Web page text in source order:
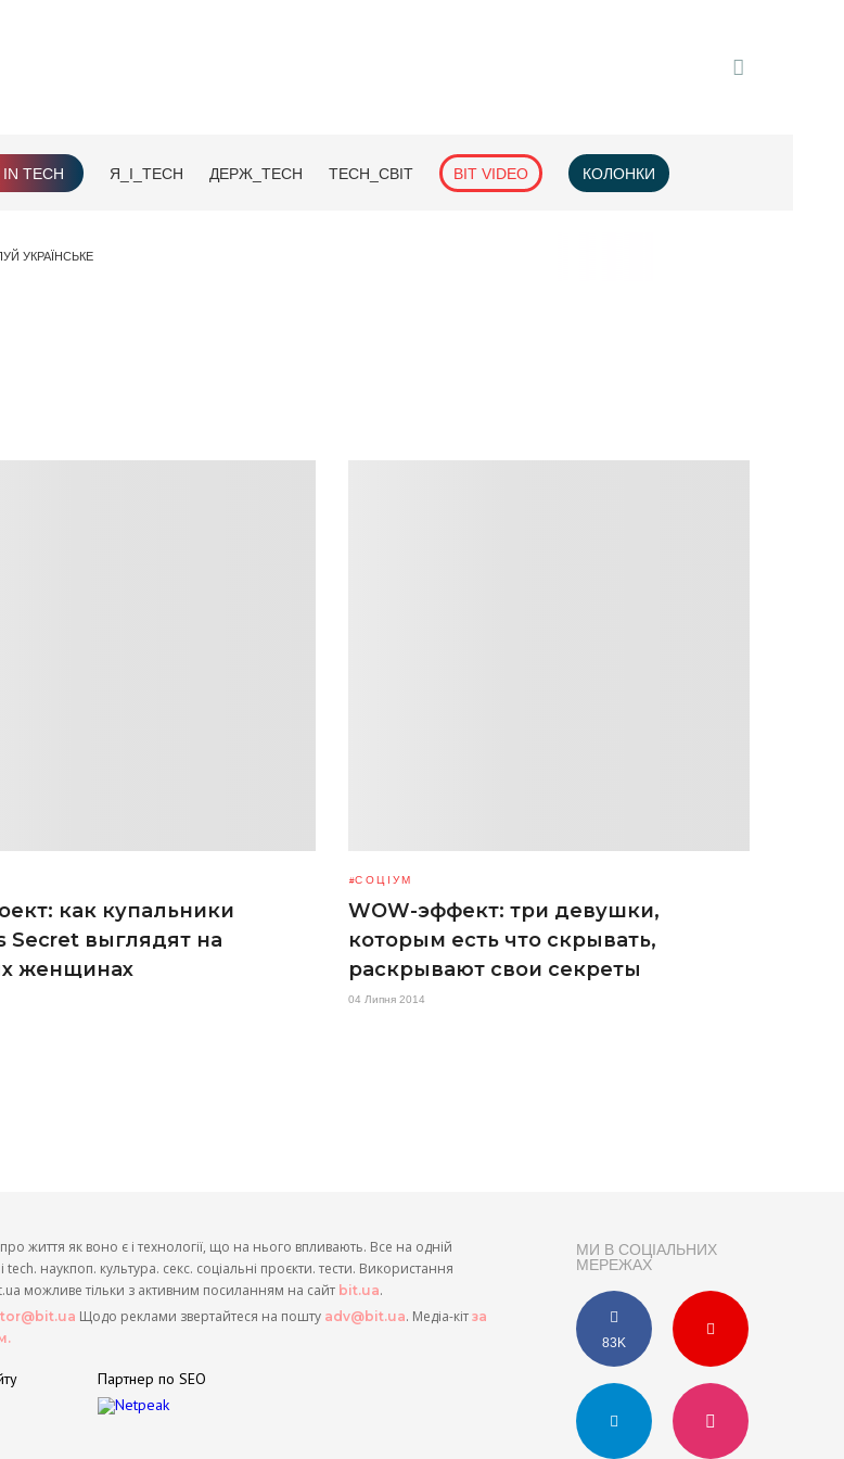
IN TECH Я_І_TECH ДЕРЖ_TECH TECH_СВІТ BIT VIDEO КОЛОНКИ
УКРАЇНСЬКЕ
как купальники
Secret выглядят на
женщинах
СОЦІУМ
WOW-эффект: три девушки,
которым есть что скрывать,
раскрывают свои секреты
04 Липня 2014
МИ В СОЦІАЛЬНИХ
МЕРЕЖАХ
83K
життя як воно є і технології, що на нього впливають. Все на одній
tech. наукпоп. культура. секс. соціальні проєкти. тести. Використання
можливе тільки з активним посиланням на сайт bit.ua.
Щодо реклами звертайтеся на пошту adv@bit.ua. Медіа-кіт за
Партнер по SEO